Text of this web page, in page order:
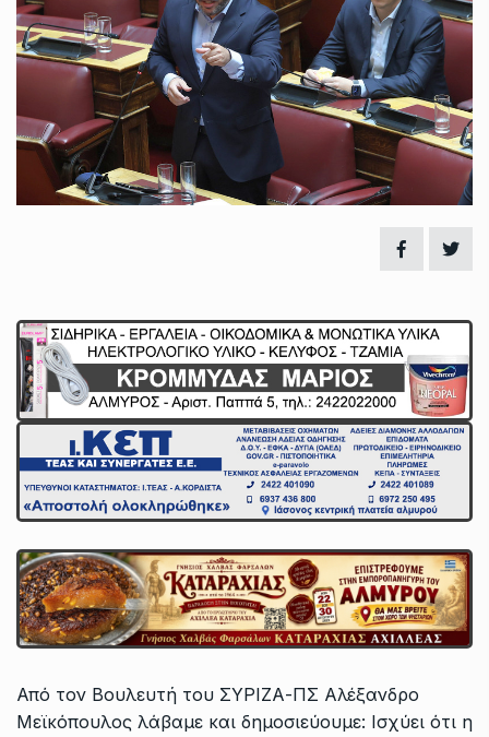
Από τον Βουλευτή του ΣΥΡΙΖΑ-ΠΣ Αλέξανδρο
Μεϊκόπουλος λάβαμε και δημοσιεύουμε: Ισχύει ότι η